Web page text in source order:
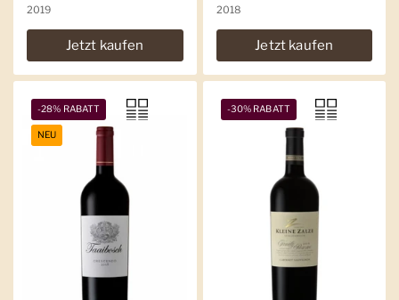
2019
Jetzt kaufen
2018
Jetzt kaufen
-28% RABATT
NEU
-30% RABATT